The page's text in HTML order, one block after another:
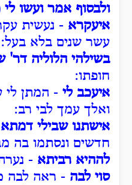
ולבסוף אמר ועשו
איעקרא - נעשית
עשר שנים בלא בעל:
בשילהי הלוליה דר'
חופתו:
איעכב לי - המתן לי
ואלך עמך לבי רב:
אישתנו שבילי דמתא
חדשים ונסתמו בה
לההיא רביתא -
סוי לבה - ראה לבה